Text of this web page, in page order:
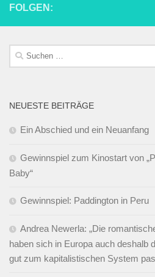
FOLGEN:
Suchen
nach:
NEUESTE BEITRÄGE
Ein Abschied und ein Neuanfang
Gewinnspiel zum Kinostart von
Baby“
Gewinnspiel: Paddington in Peru
Andrea Newerla: „Die
haben sich in Europa auch deshalb
gut zum kapitalistischen System